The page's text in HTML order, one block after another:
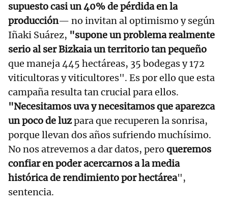
supuesto casi un 40% de pérdida en la
producción— no invitan al optimismo y según
Iñaki Suárez, "supone un problema realmente
serio al ser Bizkaia un territorio tan pequeño
que maneja 445 hectáreas, 35 bodegas y 172
viticultoras y viticultores". Es por ello que esta
campaña resulta tan crucial para ellos.
"Necesitamos uva y necesitamos que aparezca
un poco de luzpara que recuperen la sonrisa,
porque llevan dos años sufriendo muchísimo.
No nos atrevemos a dar datos, pero queremos
confiar en poder acercarnos a la media
histórica de rendimiento por hectárea",
sentencia.